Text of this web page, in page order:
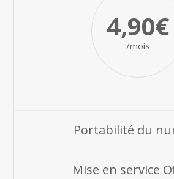
4,90€
/mois
Portabilité du
Mise en service